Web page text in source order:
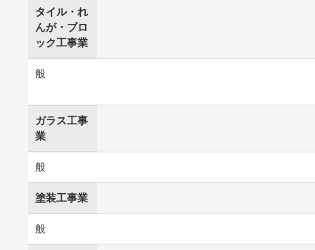
タイル・れ
んが・ブロ
ック工事業
般
ガラス工事
業
般
塗装工事業
般